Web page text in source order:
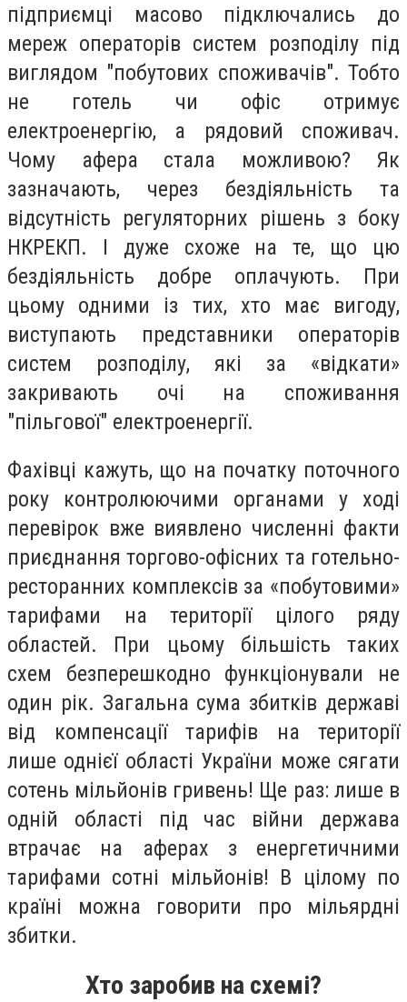
підприємці масово підключались до
мереж операторів систем розподілу під
виглядом "побутових споживачів". Тобто
не готель чи офіс отримує
електроенергію, а рядовий споживач.
Чому афера стала можливою? Як
зазначають, через бездіяльність та
відсутність регуляторних рішень з боку
НКРЕКП. І дуже схоже на те, що цю
бездіяльність добре оплачують. При
цьому одними із тих, хто має вигоду,
виступають представники операторів
систем розподілу, які за «відкати»
закривають очі на споживання
"пільгової" електроенергії.
Фахівці кажуть, що на початку поточного
року контролюючими органами у ході
перевірок вже виявлено численні факти
приєднання торгово-офісних та готельно-
ресторанних комплексів за «побутовими»
тарифами на території цілого ряду
областей. При цьому більшість таких
схем безперешкодно функціонували не
один рік. Загальна сума збитків державі
від компенсації тарифів на території
лише однієї області України може сягати
сотень мільйонів гривень! Ще раз: лише в
одній області під час війни держава
втрачає на аферах з енергетичними
тарифами сотні мільйонів! В цілому по
країні можна говорити про мільярдні
збитки.
Хто заробив на схемі?